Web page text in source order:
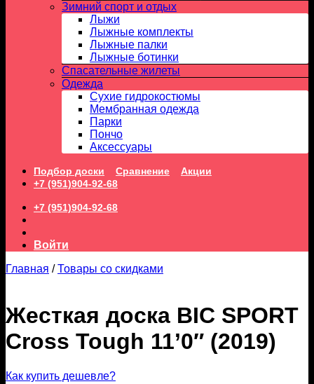
Зимний спорт и отдых
Лыжи
Лыжные комплекты
Лыжные палки
Лыжные ботинки
Спасательные жилеты
Одежда
Сухие гидрокостюмы
Мембранная одежда
Парки
Пончо
Аксессуары
Подбор доски Сравнение
Акции
+7 (951)904-92-68
+7 (951)904-92-68
Войти
Главная / Товары со скидками
Жесткая доска BIC SPORT
Cross Tough 11’0″ (2019)
Как купить дешевле?